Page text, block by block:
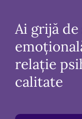
Ai grijă
relație
calitate